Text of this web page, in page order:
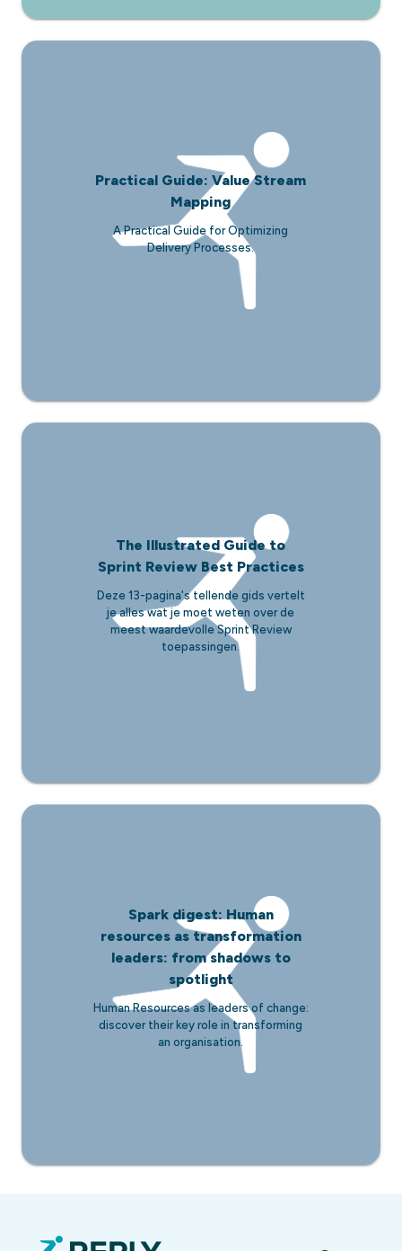
Practical Guide: Value Stream
Mapping
A Practical Guide for Optimizing
Delivery Processes.
The Illustrated Guide to
Sprint Review Best Practices
Deze 13-pagina's tellende gids vertelt
je alles wat je moet weten over de
meest waardevolle Sprint Review
toepassingen.
Spark digest: Human
resources as transformation
leaders: from shadows to
spotlight
Human Resources as leaders of change:
discover their key role in transforming
an organisation.